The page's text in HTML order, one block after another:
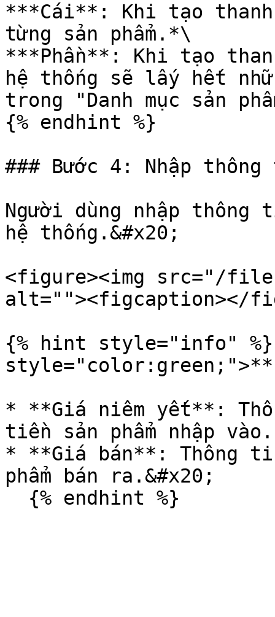
***Cái**: Khi tạo
từng sản phẩm.*\
***Phần**: Khi tạo
hệ thống sẽ lấy hết
trong "Danh mục sản
{% endhint %}
### Bước 4: Nhập
Người dùng nhập
hệ thống.&#x20;
<figure><img src="/files/
alt=""><figcaption></
{% hint style="info" %}
* **Giá niêm yết**:
tiền sản phẩm nhập vào.
* **Giá bán**: Thông
phẩm bán ra.&#x20;